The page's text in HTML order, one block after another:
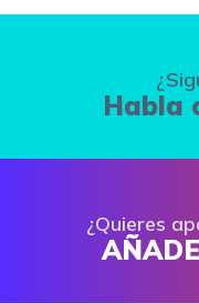
Habla
¿Quieres